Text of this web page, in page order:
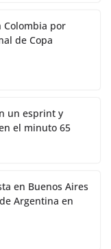
Colombia por
de Copa
un esprint y
el minuto 65
en Buenos Aires
Argentina en